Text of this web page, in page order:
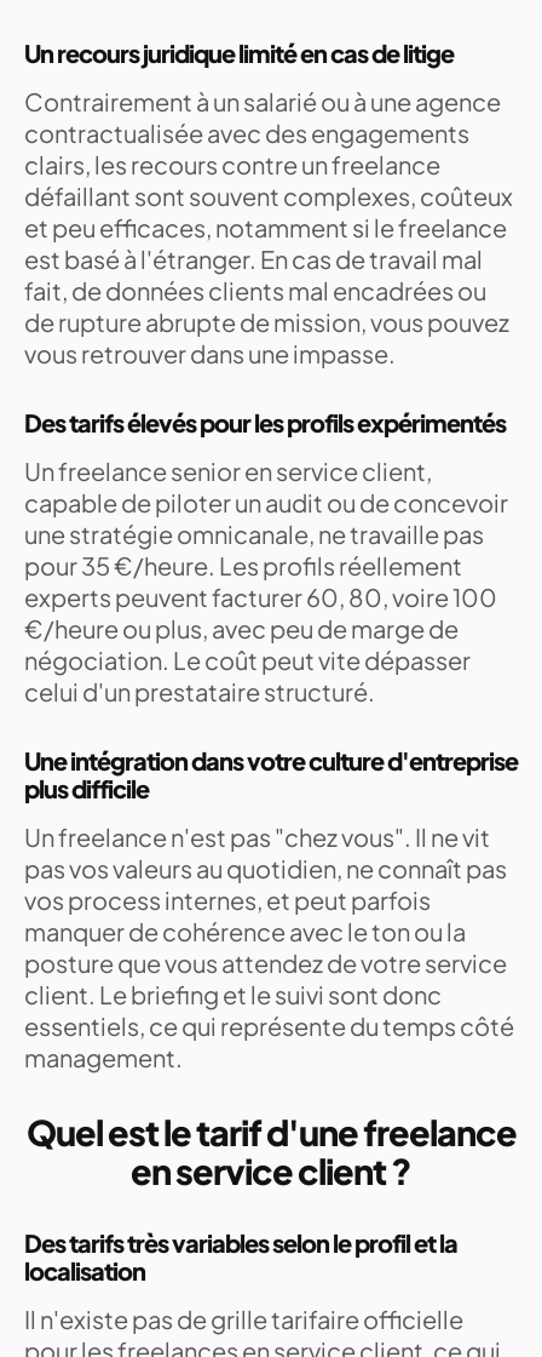
Un recours juridique limité en cas de litige
Contrairement à un salarié ou à une agence
contractualisée avec des engagements
clairs, les recours contre un freelance
défaillant sont souvent complexes, coûteux
et peu efficaces, notamment si le freelance
est basé à l'étranger. En cas de travail mal
fait, de données clients mal encadrées ou
de rupture abrupte de mission, vous pouvez
vous retrouver dans une impasse.
Des tarifs élevés pour les profils expérimentés
Un freelance senior en service client,
capable de piloter un audit ou de concevoir
une stratégie omnicanale, ne travaille pas
pour 35 €/heure. Les profils réellement
experts peuvent facturer 60, 80, voire 100
€/heure ou plus, avec peu de marge de
négociation. Le coût peut vite dépasser
celui d'un prestataire structuré.
Une intégration dans votre culture d'entreprise
plus difficile
Un freelance n'est pas "chez vous". Il ne vit
pas vos valeurs au quotidien, ne connaît pas
vos process internes, et peut parfois
manquer de cohérence avec le ton ou la
posture que vous attendez de votre service
client. Le briefing et le suivi sont donc
essentiels, ce qui représente du temps côté
management.
Quel est le tarif d'une freelance
en service client ?
Des tarifs très variables selon le profil et la
localisation
Il n'existe pas de grille tarifaire officielle
pour les freelances en service client, ce qui